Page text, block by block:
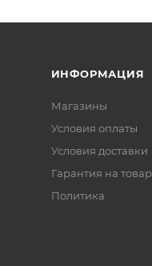
ИНФОРМАЦИЯ
Магазины
Условия оплаты
Условия доставки
Гарантия на товар
Политика